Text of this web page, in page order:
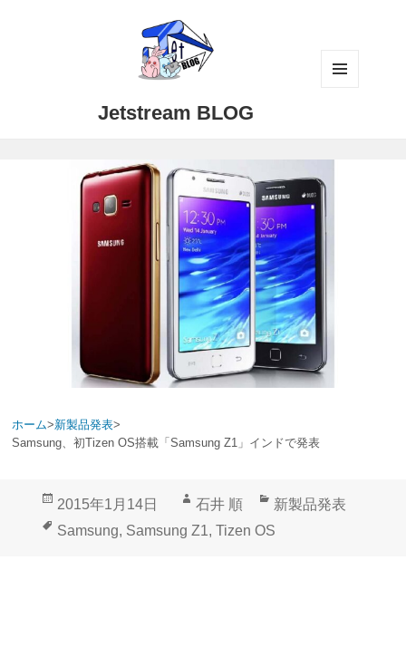
Jetstream BLOG
ホーム>新製品発表>
Samsung、初Tizen OS搭載「Samsung Z1」インドで発表
投
稿
2015年1月14日
作
成
石井 順
カ
テ
新製品発表
タ
Samsung, Samsung Z1, Tizen OS